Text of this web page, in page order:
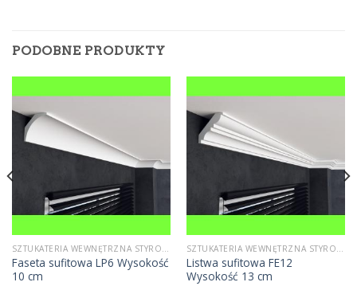
PODOBNE PRODUKTY
SZTUKATERIA WEWNĘTRZNA STYROPIANOWA
Faseta sufitowa LP6 Wysokość
10 cm
SZTUKATERIA WEWNĘTRZNA STYROPIANOWA
Listwa sufitowa FE12
Wysokość 13 cm